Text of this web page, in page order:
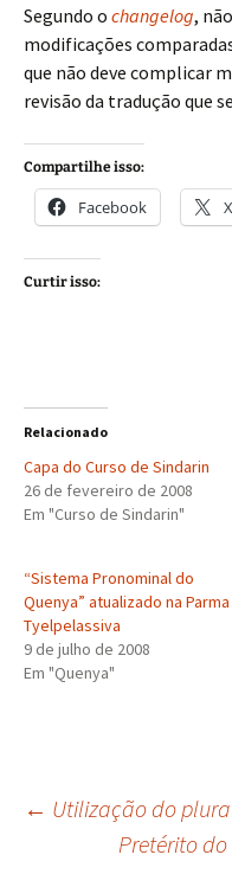
Segundo o changelog,
modificações
que não deve complicar
revisão da tradução que
Compartilhe isso:
Facebook X
Curtir isso:
Relacionado
Capa do Curso de Sindarin
26 de fevereiro de 2008
Em "Curso de Sindarin"
“Sistema Pronominal do
Quenya” atualizado na Parma
Tyelpelassiva
9 de julho de 2008
Em "Quenya"
← Utilização do
Pretérito do